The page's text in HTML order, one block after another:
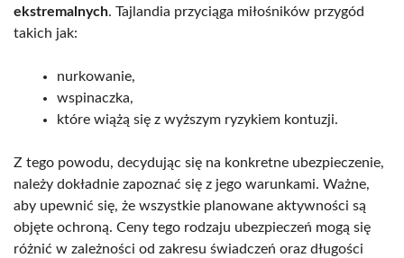
ekstremalnych. Tajlandia przyciąga miłośników przygód
takich jak:
nurkowanie,
wspinaczka,
które wiążą się z wyższym ryzykiem kontuzji.
Z tego powodu, decydując się na konkretne ubezpieczenie,
należy dokładnie zapoznać się z jego warunkami. Ważne,
aby upewnić się, że wszystkie planowane aktywności są
objęte ochroną. Ceny tego rodzaju ubezpieczeń mogą się
różnić w zależności od zakresu świadczeń oraz długości